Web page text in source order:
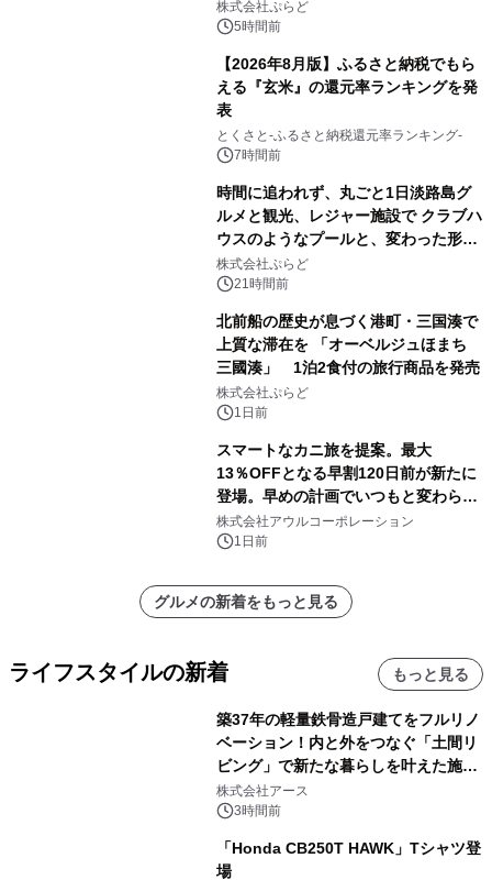
プール グランピングとトレーラーハウ
スの2施設で
株式会社ぷらど
5時間前
【2026年8月版】ふるさと納税でもら
える『玄米』の還元率ランキングを発
表
とくさと-ふるさと納税還元率ランキング-
7時間前
時間に追われず、丸ごと1日淡路島グ
ルメと観光、レジャー施設で クラブハ
ウスのようなプールと、変わった形の
サウナも 「THE BOXY AWAJI」のお
得な素泊まり連泊プランで
株式会社ぷらど
21時間前
北前船の歴史が息づく港町・三国湊で
上質な滞在を 「オーベルジュほまち
三國湊」 1泊2食付の旅行商品を発売
株式会社ぷらど
1日前
スマートなカニ旅を提案。最大
13％OFFとなる早割120日前が新たに
登場。早めの計画でいつもと変わらぬ
大人の冬旅を。ー夕日ヶ浦温泉「佳松
苑 別邸ふうか」ー
株式会社アウルコーポレーション
1日前
グルメの新着をもっと見る
ライフスタイルの新着 もっと見る
築37年の軽量鉄骨造戸建てをフルリノ
ベーション！内と外をつなぐ「土間リ
ビング」で新たな暮らしを叶えた施工
事例を株式会社アースが公開
株式会社アース
3時間前
「Honda CB250T HAWK」Tシャツ登
場